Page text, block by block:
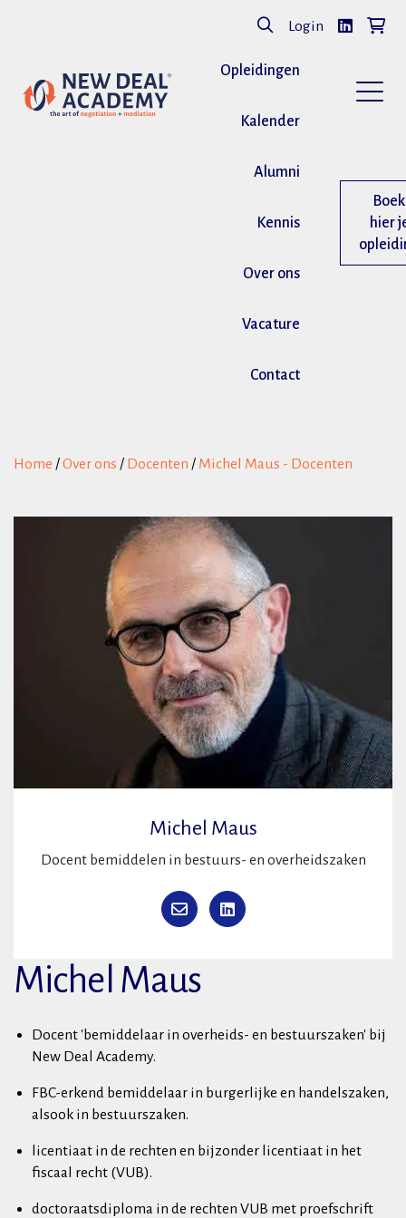
Login
Opleidingen
Kalender
Alumni
Kennis
Over ons
Vacature
Contact
Boek
hier
Home /Over ons / Docenten / Michel Maus - Docenten
Michel Maus
Docent bemiddelen in bestuurs- en overheidszaken
Michel Maus
Docent 'bemiddelaar in overheids- en bestuurszaken' bij
New Deal Academy.
FBC-erkend bemiddelaar in burgerlijke en handelszaken,
alsook in bestuurszaken.
licentiaat in de rechten en bijzonder licentiaat in het
fiscaal recht (VUB).
doctoraatsdiploma in de rechten VUB met proefschrift